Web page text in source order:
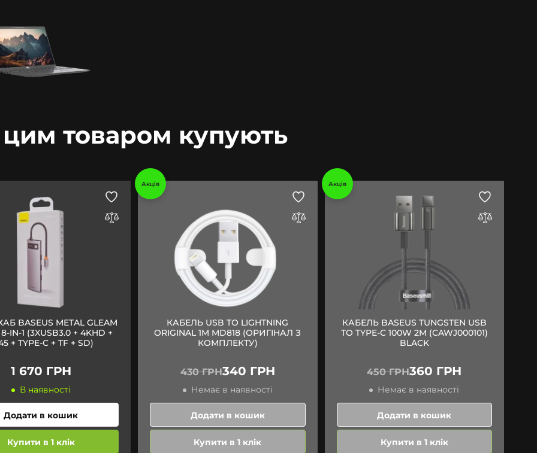
товаром купують
BASEUS METAL GLEAM
8-IN-1 (3XUSB3.0 + 4KHD +
+ TYPE-C + TF + SD)
1 670 ГРН
В наявності
Додати в кошик
Купити в 1 клік
Акція
КАБЕЛЬ USB TO LIGHTNING
ORIGINAL 1M MD818 (ОРИГІНАЛ З
КОМПЛЕКТУ)
430 ГРН340 ГРН
Немає в наявності
Додати в кошик
Купити в 1 клік
Акція
КАБЕЛЬ BASEUS TUNGSTEN USB
TO TYPE-C 100W 2M (CAWJ000101)
BLACK
450 ГРН360 ГРН
Немає в наявності
Додати в кошик
Купити в 1 клік